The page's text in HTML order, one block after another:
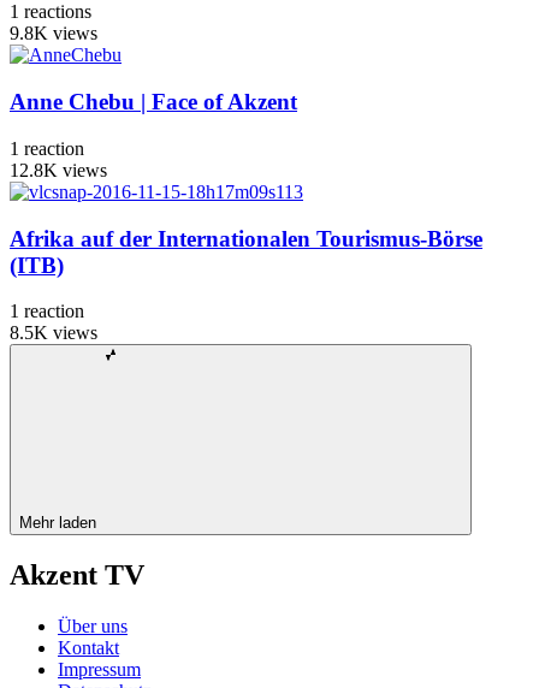
1 reactions
9.8K views
Anne Chebu | Face of Akzent
1 reaction
12.8K views
Afrika auf der Internationalen Tourismus-Börse
(ITB)
1 reaction
8.5K views
Mehr laden
Akzent TV
Über uns
Kontakt
Impressum